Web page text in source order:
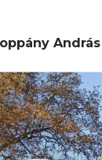
András